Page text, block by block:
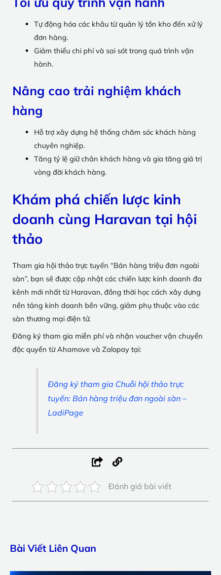
Tự động hóa các khâu từ quản lý tồn kho đến xử lý
đơn hàng.
Giảm thiểu chi phí và sai sót trong quá trình vận
hành.
Nâng cao trải nghiệm khách
hàng
Hỗ trợ xây dựng hệ thống chăm sóc khách hàng
chuyên nghiệp.
Tăng tỷ lệ giữ chân khách hàng và gia tăng giá trị
vòng đời khách hàng.
Khám phá chiến lược kinh
doanh cùng Haravan tại hội
thảo
Tham gia hội thảo trực tuyến “Bán hàng triệu đơn ngoài
sàn”, bạn sẽ được cập nhật các chiến lược kinh doanh đa
kênh mới nhất từ Haravan, đồng thời học cách xây dựng
nền tảng kinh doanh bền vững, giảm phụ thuộc vào các
sàn thương mại điện tử.
Đăng ký tham gia miễn phí và nhận voucher vận chuyển
độc quyền từ Ahamove và Zalopay tại:
Đăng ký tham gia Chuỗi hội thảo trực
tuyến: Bán hàng triệu đơn ngoài sàn –
LadiPage
Đánh giá bài viết
Bài Viết Liên Quan